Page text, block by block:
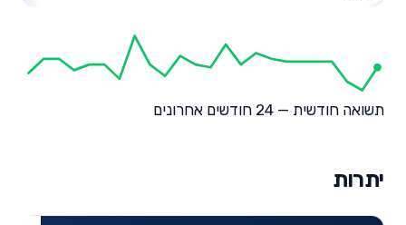
תשואה חודשית — 24 חודשים אחרונים
יתרות